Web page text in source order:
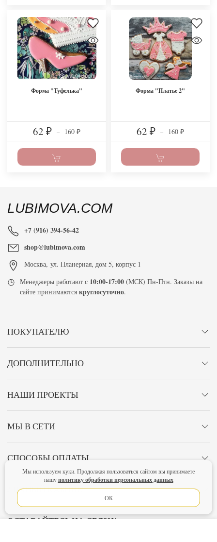
Форма "Туфелька"
62 ₽ – 160 ₽
Форма "Платье 2"
62 ₽ – 160 ₽
LUBIMOVA.COM
+7 (916) 394-56-42
shop@lubimova.com
Москва, ул. Планерная, дом 5, корпус 1
Менеджеры работают с 10:00-17:00 (МСК) Пн-Птн. Заказы на
сайте принимаютсякруглосуточно.
ПОКУПАТЕЛЮ
ДОПОЛНИТЕЛЬНО
НАШИ ПРОЕКТЫ
МЫ В СЕТИ
СПОСОБЫ ОПЛАТЫ
ЛИЧНЫЙ КАБИНЕТ
ОСТАВАЙТЕСЬ НА СВЯЗИ!
Мы используем куки. Продолжая пользоваться сайтом вы принимаете
нашуполитику обработки персональных данных
ОК